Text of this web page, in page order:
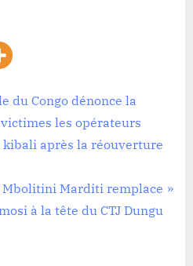
du Congo dénonce la
les opérateurs
après la réouverture
Mbolitini Marditi remplace
à la tête du CTJ Dungu